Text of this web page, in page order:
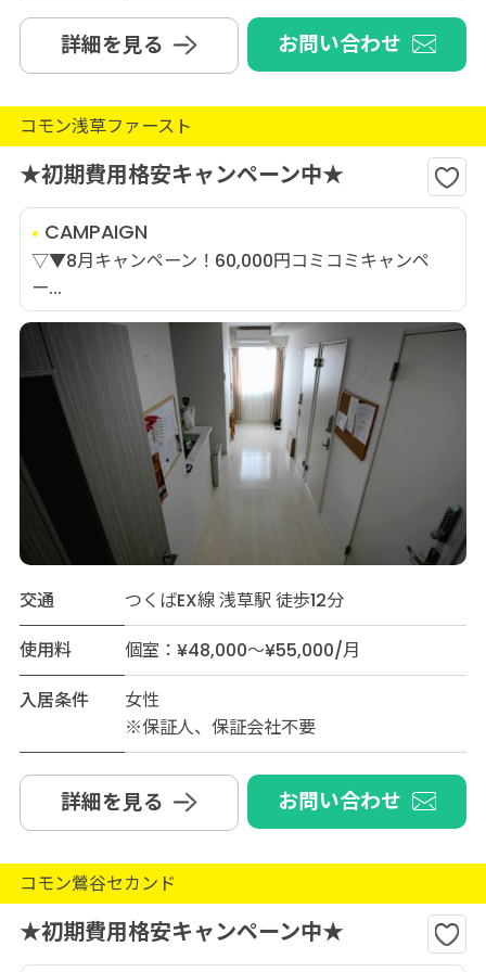
詳細を見る お問い合わせ
コモン浅草ファースト
★初期費用格安キャンペーン中★
CAMPAIGN
▽▼8月キャンペーン！60,000円コミコミキャンペ
ー...
交通
つくばEX線 浅草駅 徒歩12分
使用料
個室：¥48,000～¥55,000/月
入居条件
女性
※保証人、保証会社不要
詳細を見る お問い合わせ
コモン鶯谷セカンド
★初期費用格安キャンペーン中★